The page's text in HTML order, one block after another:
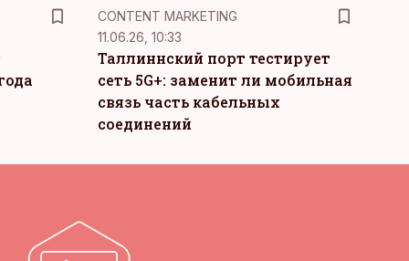
KM
CONTENT MARKETING
11.06.26, 10:33
Таллиннский порт тестирует
сеть 5G+: заменит ли мобильная
связь часть кабельных
соединений